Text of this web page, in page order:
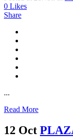
0 Likes
Share
...
Read More
12 Oct